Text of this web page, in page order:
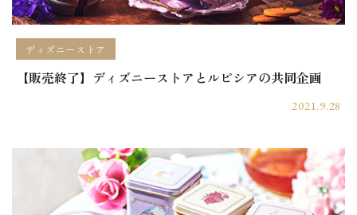
ディズニーストア
【販売終了】ディズニーストアとルピシアの共同企画
2021.9.28